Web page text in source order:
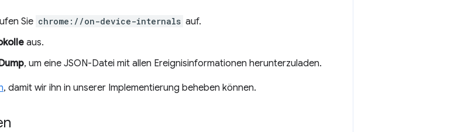
Sie chrome://on-device-internals auf.
aus.
, um eine JSON-Datei mit allen Ereignisinformationen herunterzuladen.
, damit wir ihn in unserer Implementierung beheben können.